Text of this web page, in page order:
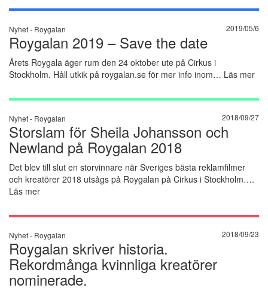
Nyhet - Roygalan 2019/05/6
Roygalan 2019 – Save the date
Årets Roygala äger rum den 24 oktober ute på Cirkus i
Stockholm. Håll utkik på roygalan.se för mer info inom… Läs mer
Nyhet - Roygalan 2018/09/27
Storslam för Sheila Johansson och
Newland på Roygalan 2018
Det blev till slut en storvinnare när Sveriges bästa reklamfilmer
och kreatörer 2018 utsågs på Roygalan på Cirkus i Stockholm….
Läs mer
Nyhet - Roygalan 2018/09/23
Roygalan skriver historia.
Rekordmånga kvinnliga kreatörer
nominerade.